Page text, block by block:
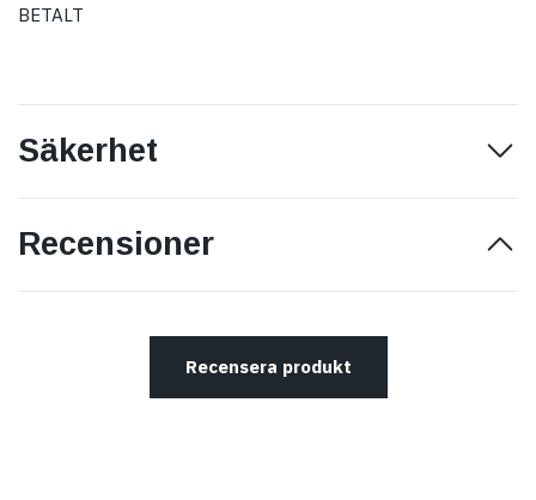
BETALT
Säkerhet
Recensioner
Recensera produkt